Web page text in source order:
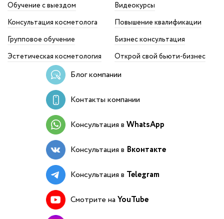
Обучение с выездом
Видеокурсы
Консультация косметолога
Повышение квалификации
Групповое обучение
Бизнес консультация
Эстетическая косметология
Открой свой бьюти-бизнес
Блог компании
Контакты компании
Консультация в WhatsApp
Консультация в Вконтакте
Консультация в Telegram
Смотрите на YouTube